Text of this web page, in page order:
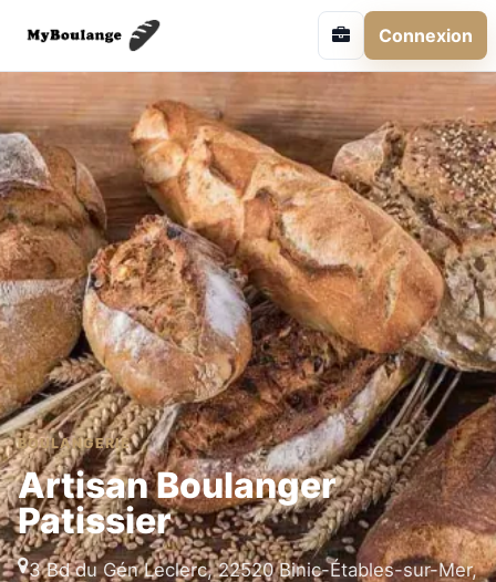
Connexion
BOULANGERIE
Artisan Boulanger
Patissier
3 Bd du Gén Leclerc, 22520 Binic-Étables-sur-Mer,